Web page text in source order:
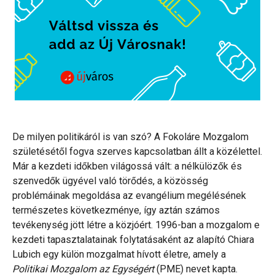
De milyen politikáról is van szó? A Fokoláre Mozgalom
születésétől fogva szerves kapcsolatban állt a közélettel.
Már a kezdeti időkben világossá vált: a nélkülözők és
szenvedők ügyével való törődés, a közösség
problémáinak megoldása az evangélium megélésének
természetes következménye, így aztán számos
tevékenység jött létre a közjóért. 1996-ban a mozgalom e
kezdeti tapasztalatainak folytatásaként az alapító Chiara
Lubich egy külön mozgalmat hívott életre, amely a
Politikai Mozgalom az Egységért(PME) nevet kapta.